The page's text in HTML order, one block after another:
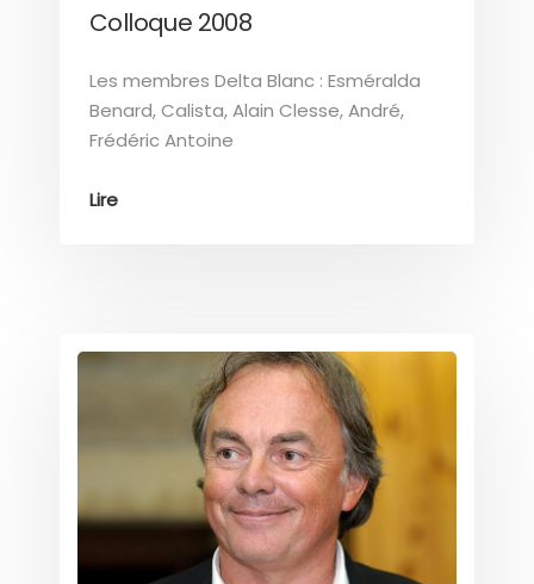
Colloque 2008
Les membres Delta Blanc : Esméralda
Benard, Calista, Alain Clesse, André,
Frédéric Antoine
Lire